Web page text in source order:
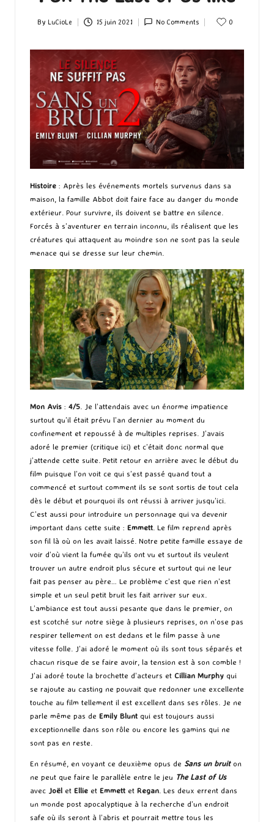
Posted
By LuCioLe 15 juin 2021 No Comments 0
Histoire : Après les événements mortels survenus dans sa
maison, la famille Abbot doit faire face au danger du monde
extérieur. Pour survivre, ils doivent se battre en silence.
Forcés à s’aventurer en terrain inconnu, ils réalisent que les
créatures qui attaquent au moindre son ne sont pas la seule
menace qui se dresse sur leur chemin.
Mon Avis : 4/5 . Je l’attendais avec un énorme impatience
surtout qu’il était prévu l’an dernier au moment du
confinement et repoussé à de multiples reprises. J’avais
adoré le premier (critique ici) et c’était donc normal que
j’attende cette suite. Petit retour en arrière avec le début du
film puisque l’on voit ce qui s’est passé quand tout a
commencé et surtout comment ils se sont sortis de tout cela
dès le début et pourquoi ils ont réussi à arriver jusqu’ici.
C’est aussi pour introduire un personnage qui va devenir
important dans cette suite : Emmett . Le film reprend après
son fil là où on les avait laissé. Notre petite famille essaye de
voir d’où vient la fumée qu’ils ont vu et surtout ils veulent
trouver un autre endroit plus sécure et surtout qui ne leur
fait pas penser au père… Le problème c’est que rien n’est
simple et un seul petit bruit les fait arriver sur eux.
L’ambiance est tout aussi pesante que dans le premier, on
est scotché sur notre siège à plusieurs reprises, on n’ose pas
respirer tellement on est dedans et le film passe à une
vitesse folle. J’ai adoré le moment où ils sont tous séparés et
chacun risque de se faire avoir, la tension est à son comble !
J’ai adoré toute la brochette d’acteurs et Cillian Murphy qui
se rajoute au casting ne pouvait que redonner une excellente
touche au film tellement il est excellent dans ses rôles. Je ne
parle même pas de Emily Blunt qui est toujours aussi
exceptionnelle dans son rôle ou encore les gamins qui ne
sont pas en reste.
En résumé, en voyant ce deuxième opus de Sans un bruiton
ne peut que faire le parallèle entre le jeu The Last of Us
avec Joël et Ellie et Emmett et Regan . Les deux errent dans
un monde post apocalyptique à la recherche d’un endroit
safe où ils seront à l’abris et pourrait mettre tous les